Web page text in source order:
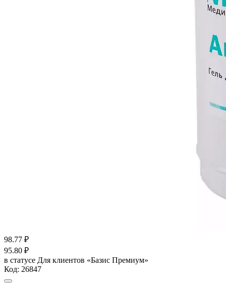
98.77 ₽
95.80 ₽
в статусе Для клиентов «Базис Премиум»
Код: 26847